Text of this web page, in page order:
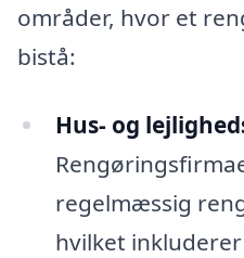
områder, hvor et
bistå:
Hus- og
regelmæssig
hvilket